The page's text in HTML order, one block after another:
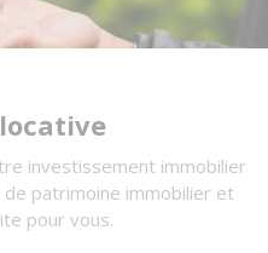
investissement immobilier
de patrimoine immobilier et
pour vous.